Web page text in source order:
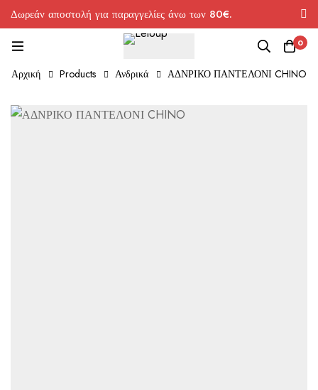
Δωρεάν αποστολή για παραγγελίες άνω των 80€.
0
Αρχική Products Ανδρικά ΑΔΝΡΙΚΟ ΠΑΝΤΕΛΟΝΙ CHINO